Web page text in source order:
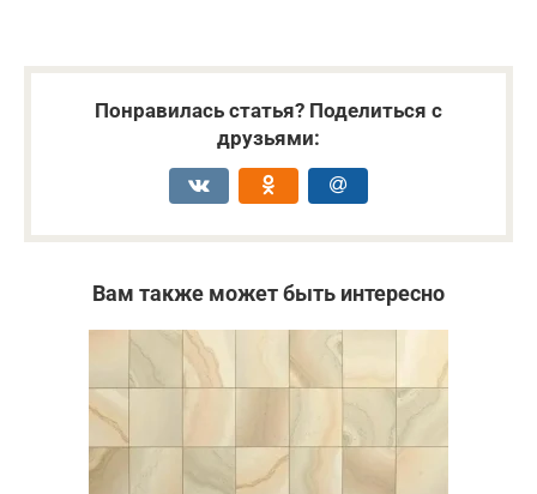
Понравилась статья? Поделиться с
друзьями:
Вам также может быть интересно